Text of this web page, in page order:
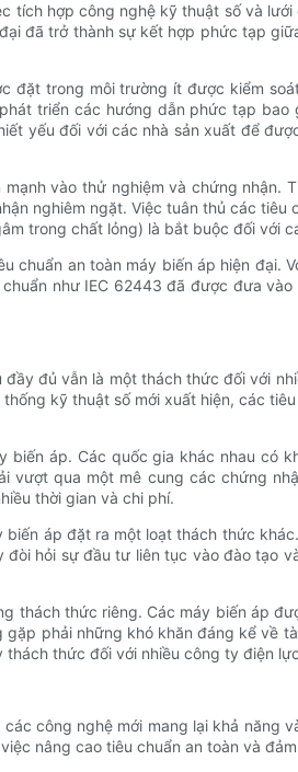
tích hợp công nghệ kỹ thuật số và
đã trở thành sự kết hợp phức tạp
trong môi trường ít được kiểm
triển các hướng dẫn phức tạp
yếu đối với các nhà sản xuất để
vào thử nghiệm và chứng
nghiêm ngặt. Việc tuân thủ các tiêu
trong chất lỏng) là bắt buộc đối với
chuẩn an toàn máy biến áp hiện
như IEC 62443 đã được đưa
đủ vẫn là một thách thức đối với
kỹ thuật số mới xuất hiện, các
áp. Các quốc gia khác nhau có
vượt qua một mê cung các chứng
thời gian và chi phí.
áp đặt ra một loạt thách thức
hỏi sự đầu tư liên tục vào đào tạo
thách thức riêng. Các máy biến áp
phải những khó khăn đáng kể về
thức đối với nhiều công ty điện
công nghệ mới mang lại khả
nâng cao tiêu chuẩn an toàn và